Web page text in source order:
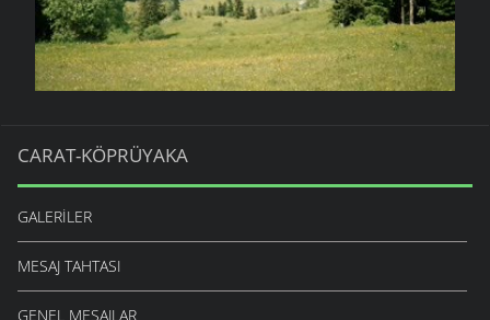
CARAT-KÖPRÜYAKA
GALERILER
MESAJ TAHTASI
GENEL MESAJLAR